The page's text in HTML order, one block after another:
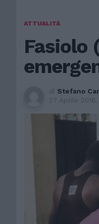
ATTUALITÀ
Fasiolo
di Stefano
27 Aprile 2016,